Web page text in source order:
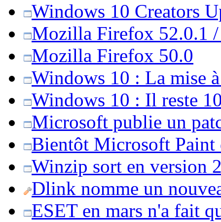
Windows 10 Creators
Mozilla Firefox 52.0.1
Mozilla Firefox 50.0
Windows 10 : La mise
Windows 10 : Il reste
Microsoft publie un
Bientôt Microsoft Paint
Winzip sort en version
Dlink nomme un
ESET en mars n'a fait